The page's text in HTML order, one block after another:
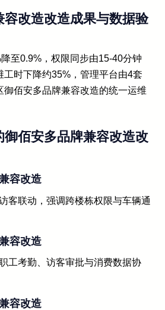
容改造改造成果与数据验
至0.9%，权限同步由15-40分钟
工时下降约35%，管理平台由4套
御佰安多品牌兼容改造的统一运维
御佰安多品牌兼容改造改
容改造
客联动，强调跨楼栋权限与车辆通
容改造
工考勤、访客审批与消费数据协
容改造